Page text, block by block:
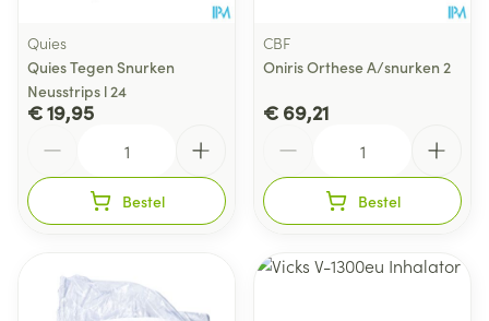
Quies
Quies Tegen Snurken
Neusstrips l 24
€ 19,95
Bestel
CBF
Oniris Orthese A/snurken 2
€ 69,21
Bestel